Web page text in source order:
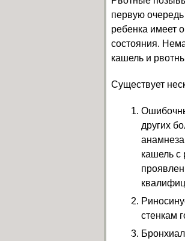
первую
ребенка имеет
состояния.
кашель и
Существует
других
кашель с
стенкам